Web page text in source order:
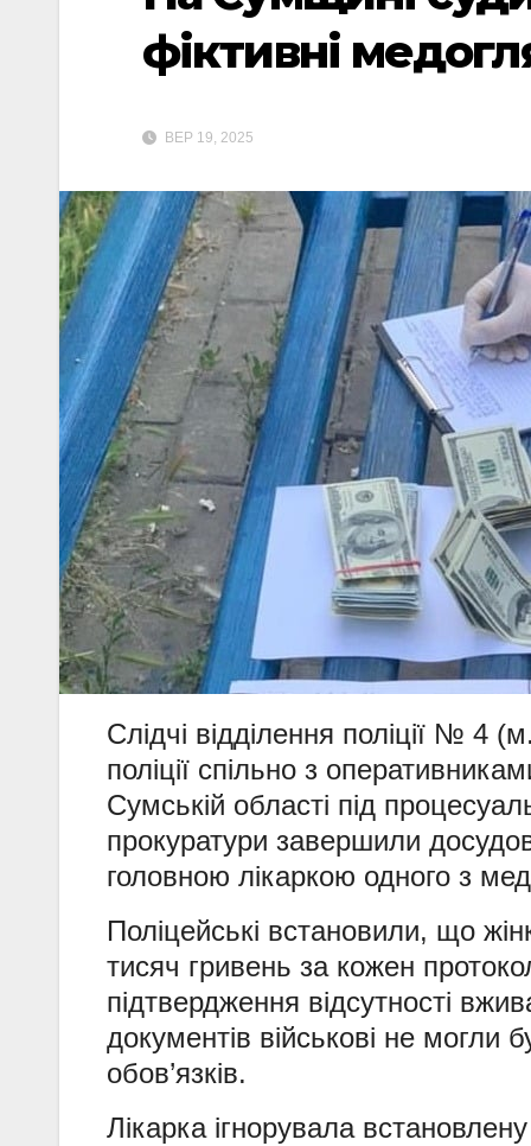
фіктивні
ВЕР 19, 2025
Слідчі відділення поліції № 4
поліції спільно з
Сумській області під
прокуратури завершили
головною лікаркою одного з
Поліцейські встановили, що
тисяч гривень за кожен
підтвердження відсутності
документів військові не
обов’язків.
Лікарка ігнорувала